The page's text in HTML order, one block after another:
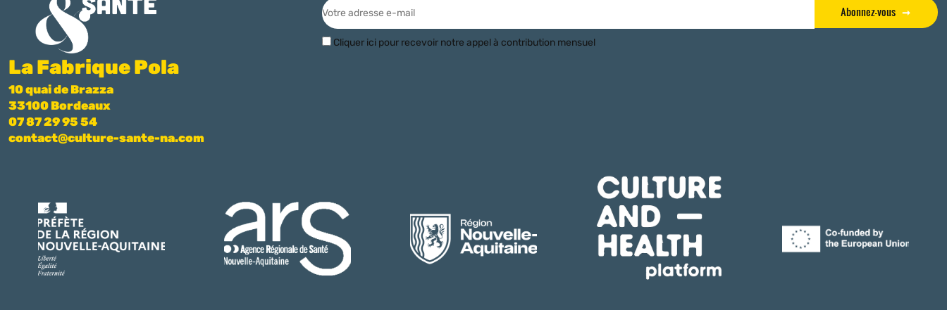
La Fabrique Pola
10 quai de Brazza
33100 Bordeaux
07 87 29 95 54
contact@culture-sante-na.com
Abonnez-vous
Cliquer ici pour recevoir notre appel à contribution mensuel